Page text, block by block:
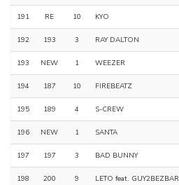
191 RE 10 KYO
192 193 3 RAY DALTON
193 NEW 1 WEEZER
194 187 10 FIREBEATZ
195 189 4 S-CREW
196 NEW 1 SANTA
197 197 3 BAD BUNNY
198 200 9 LETO feat. GUY2BEZBAR